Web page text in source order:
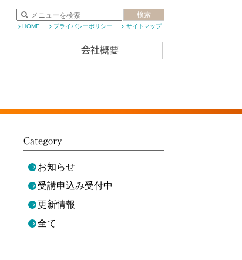
検索
HOME プライバシーポリシー サイトマップ
会社概要
Category
お知らせ
受講申込み受付中
更新情報
全て